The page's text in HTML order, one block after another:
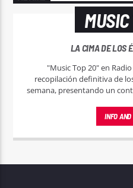
LA CIMA DE LOS
"Music Top 20" en
recopilación definitiva de
semana, presentando un
INFO